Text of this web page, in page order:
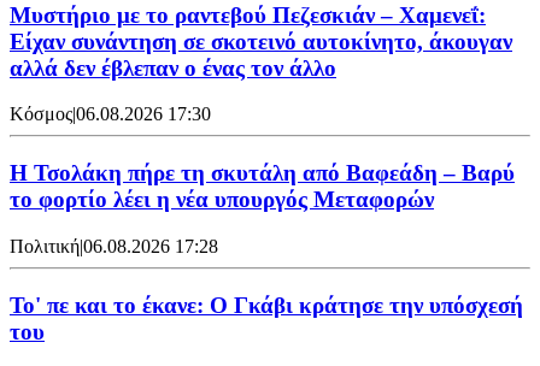
Μυστήριο με το ραντεβού Πεζεσκιάν – Χαμενεΐ:
Είχαν συνάντηση σε σκοτεινό αυτοκίνητο, άκουγαν
αλλά δεν έβλεπαν ο ένας τον άλλο
Κόσμος|06.08.2026 17:30
Η Τσολάκη πήρε τη σκυτάλη από Βαφεάδη – Βαρύ
το φορτίο λέει η νέα υπουργός Μεταφορών
Πολιτική|06.08.2026 17:28
Το' πε και το έκανε: Ο Γκάβι κράτησε την υπόσχεσή
του